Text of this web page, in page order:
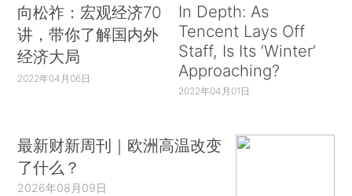
向松祚：宏观经济70
讲，带你了解国内外
经济大局
2022年04月06日
In Depth: As
Tencent Lays Off
Staff, Is Its ‘Winter’
Approaching?
2022年04月01日
最新财新周刊｜欧洲高温改变
了什么？
2026年08月09日